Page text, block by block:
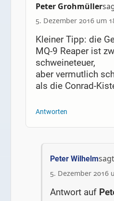
Peter Grohmüller
5. Dezember 2016 um
Kleiner Tipp: die
MQ-9 Reaper ist
schweineteuer,
aber vermutlich
als die Conrad-
Antworten
Peter Wilhelm
5. Dezember 2016
Antwort auf